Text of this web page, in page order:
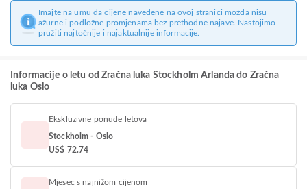
Imajte na umu da cijene navedene na ovoj stranici možda nisu
ažurne i podložne promjenama bez prethodne najave. Nastojimo
pružiti najtočnije i najaktualnije informacije.
Informacije o letu od Zračna luka Stockholm Arlanda do Zračna
luka Oslo
Ekskluzivne ponude letova
Stockholm - Oslo
US$ 72.74
Mjesec s najnižom cijenom